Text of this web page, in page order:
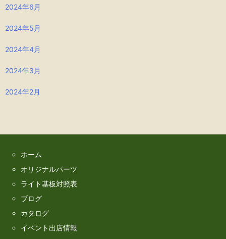
2024年6月
2024年5月
2024年4月
2024年3月
2024年2月
ホーム
オリジナルパーツ
ライト基板対照表
ブログ
カタログ
イベント出店情報